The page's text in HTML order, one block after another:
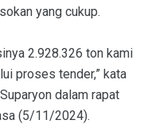
yang cukup.
2.928.326 ton kami
proses tender,” kata
dalam rapat
(5/11/2024).